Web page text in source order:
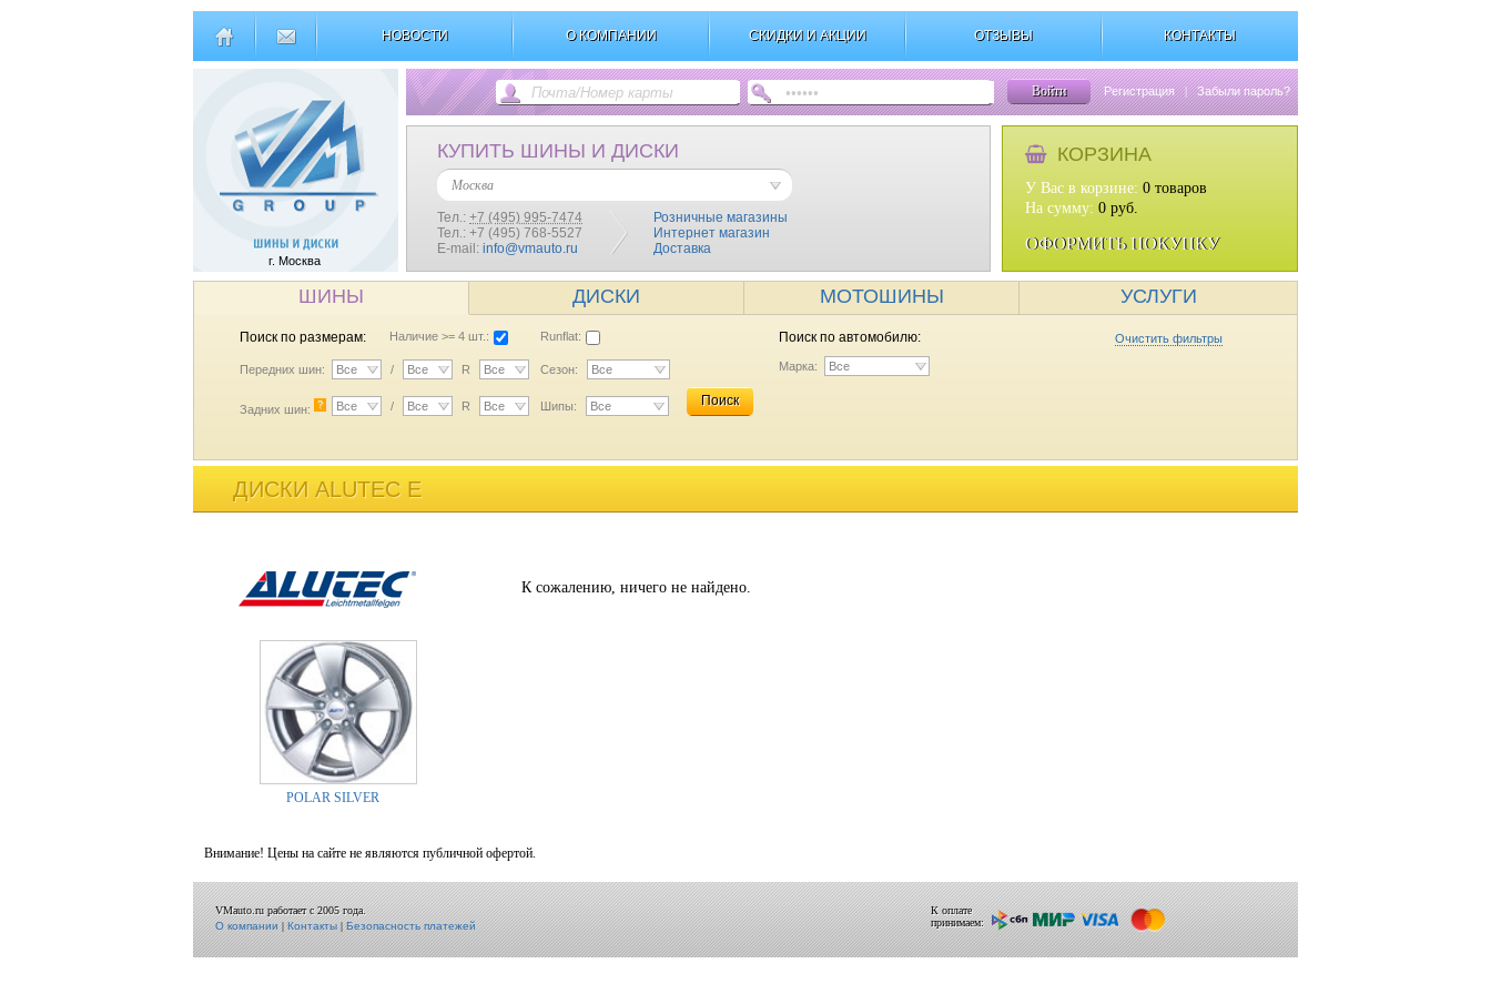
НОВОСТИ О КОМПАНИИ СКИДКИ И АКЦИИ ОТЗЫВЫ КОНТАКТЫ
г. Москва
Войти Регистрация | Забыли пароль?
КУПИТЬ ШИНЫ И ДИСКИ
Москва
Тел.: +7 (495) 995-7474
Тел.: +7 (495) 768-5527
E-mail: info@vmauto.ru
Розничные магазины
Интернет магазин
Доставка
КОРЗИНА
У Вас в корзине: 0 товаров
На сумму: 0 руб.
ОФОРМИТЬ ПОКУПКУ
ШИНЫ ДИСКИ МОТОШИНЫ УСЛУГИ
Поиск по размерам: Наличие >= 4 шт.: Runflat:
Передних шин: Все / Все R Все Сезон: Все
Задних шин: ? Все / Все R Все Шипы: Все Поиск
Поиск по автомобилю: Очистить фильтры
Марка: Все
ДИСКИ ALUTEC E
POLAR SILVER
К сожалению, ничего не найдено.
Внимание! Цены на сайте не являются публичной офертой.
VMauto.ru работает с 2005 года.
О компании|Контакты|Безопасность платежей
К оплате
принимаем: